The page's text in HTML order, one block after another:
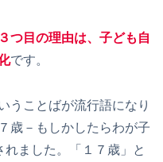
つ目の理由は、子ども自
です。
うことばが流行語になり
歳－もしかしたらわが子
ました。「１７歳」と